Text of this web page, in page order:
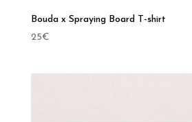
Bouda x Spraying Board T-shirt
25€